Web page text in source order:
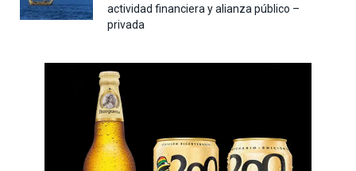
actividad financiera y alianza público –
privada